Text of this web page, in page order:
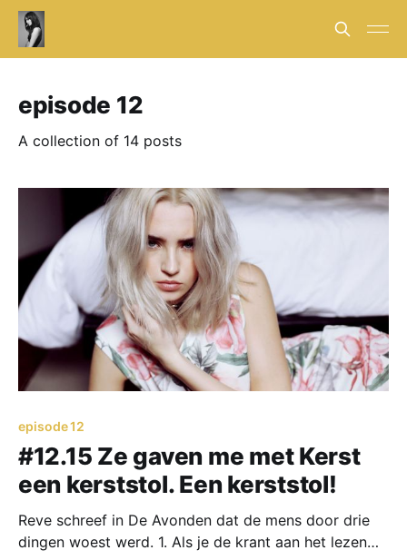
episode 12
A collection of 14 posts
episode 12
#12.15 Ze gaven me met Kerst
een kerststol. Een kerststol!
Reve schreef in De Avonden dat de mens door drie
dingen woest werd. 1. Als je de krant aan het lezen